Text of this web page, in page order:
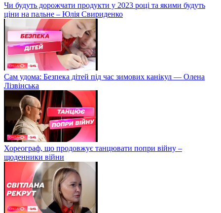
Чи будуть дорожчати продукти у 2023 році та якими будуть
ціни на пальне – Юлія Свириденко
Сам удома: Безпека дітей під час зимових канікул — Олена
Лізвінська
Хореограф, що продовжує танцювати попри війну –
щоденники війни